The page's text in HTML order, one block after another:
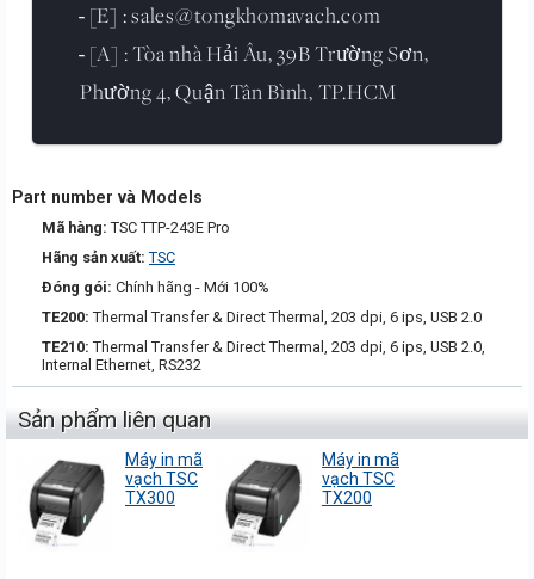
- [E] : sales@tongkhomavach.com
- [A] : Tòa nhà Hải Âu, 39B Trường Sơn,
Phường 4, Quận Tân Bình, TP.HCM
Part number và Models
Mã hàng: TSC TTP-243E Pro
Hãng sản xuất: TSC
Đóng gói: Chính hãng - Mới 100%
TE200: Thermal Transfer & Direct Thermal, 203 dpi, 6 ips, USB 2.0
TE210: Thermal Transfer & Direct Thermal, 203 dpi, 6 ips, USB 2.0,
Internal Ethernet, RS232
Sản phẩm liên quan
Máy in mã
vạch TSC
TX300
Máy in mã
vạch TSC
TX200